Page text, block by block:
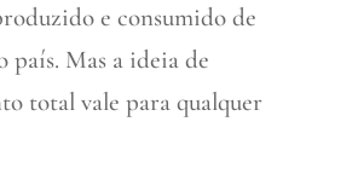
e consumido de
país. Mas a ideia de
total vale para qualquer